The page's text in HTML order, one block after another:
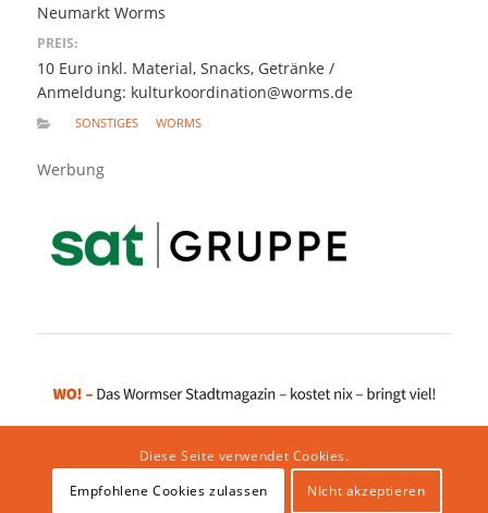
Neumarkt Worms
PREIS:
10 Euro inkl. Material, Snacks, Getränke /
Anmeldung: kulturkoordination@worms.de
SONSTIGES WORMS
Werbung
Impressum|Datenschutzerklärung|Website von klicklabor.de |
Diese Seite verwendet Cookies.
Empfohlene Cookies zulassen
NIcht akzeptieren